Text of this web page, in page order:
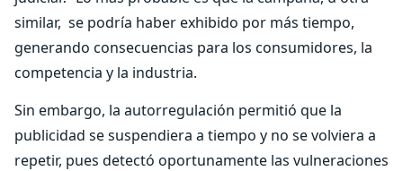
similar, se podría haber exhibido por más tiempo,
generando consecuencias para los consumidores, la
competencia y la industria.
Sin embargo, la autorregulación permitió que la
publicidad se suspendiera a tiempo y no se volviera a
repetir, pues detectó oportunamente las vulneraciones